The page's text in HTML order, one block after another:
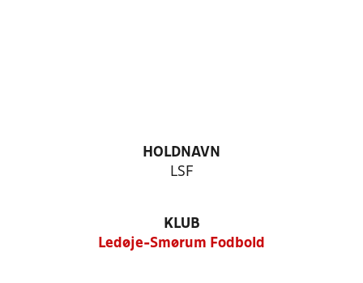
HOLDNAVN
LSF
KLUB
Ledøje-Smørum Fodbold